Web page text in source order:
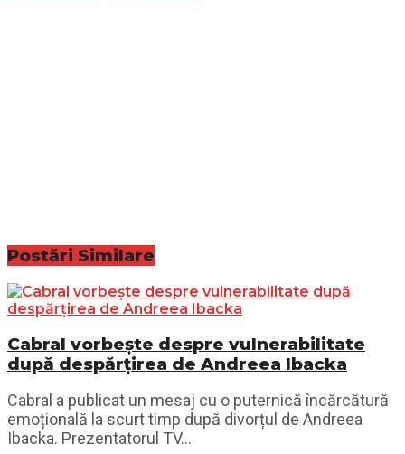
Postări Similare
Cabral vorbește despre vulnerabilitate
după despărțirea de Andreea Ibacka
Cabral a publicat un mesaj cu o puternică încărcătură
emoțională la scurt timp după divorțul de Andreea
Ibacka. Prezentatorul TV...